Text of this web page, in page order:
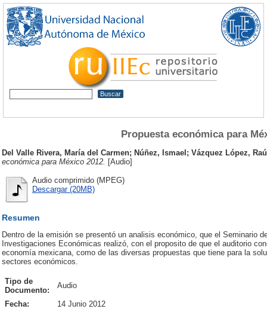
Propuesta económica para
Del Valle Rivera, María del Carmen; Núñez, Ismael ; Vázquez López,
económica para México 2012.
[Audio]
Audio comprimido (MPEG)
Descargar (20MB)
Resumen
Dentro de la emisión se presentó un analisis económico, que el Seminario
Investigaciones Económicas realizó, con el proposito de que el auditorio
economía mexicana, como de las diversas propuestas que tiene para la
sectores económicos.
Tipo de
Documento:
Audio
Fecha:
14 Junio 2012